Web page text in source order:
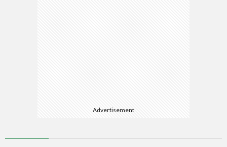
Advertisement